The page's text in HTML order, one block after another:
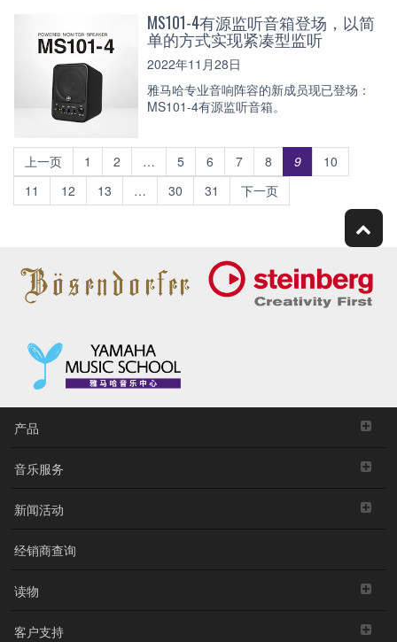
MS101-4有源监听音箱登场，以简
单的方式实现紧凑型监听
2022年11月28日
雅马哈专业音响阵容的新成员现已登场：
MS101-4有源监听音箱。
上一页 1 2 … 5 6 7 8 9
10
11
12 13 … 30 31 下一页
产品
音乐服务
新闻活动
经销商查询
读物
客户支持